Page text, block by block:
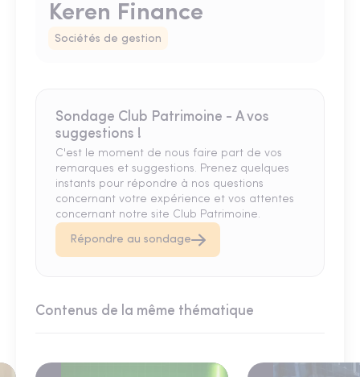
Keren Finance
Sociétés de gestion
Sondage Club Patrimoine - A vos
suggestions !
C'est le moment de nous faire part de vos
remarques et suggestions. Prenez quelques
instants pour répondre à nos questions
concernant votre expérience et vos attentes
concernant notre site Club Patrimoine.
Répondre au sondage
Contenus de la même thématique